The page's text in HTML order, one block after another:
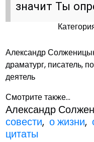
значит Ты
Александр
драматург, писатель,
деятель
Смотрите также...
Александр
совести,о жизни,
цитаты